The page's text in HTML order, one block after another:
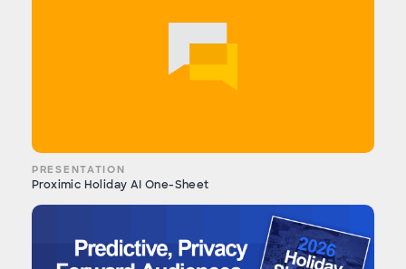
PRESENTATION
Proximic Holiday AI One-Sheet